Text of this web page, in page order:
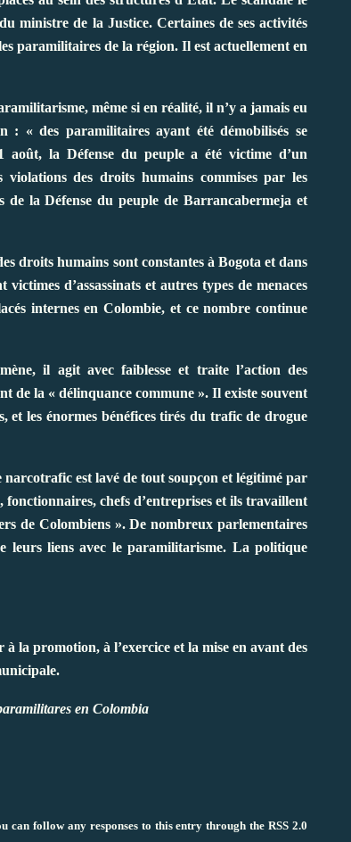
ministre de la Justice. Certaines de ses activités
paramilitaires de la région. Il est actuellement en
même si en réalité, il n’y a jamais eu
: « des paramilitaires ayant été démobilisés se
la Défense du peuple a été victime d’un
des droits humains commises par les
la Défense du peuple de Barrancabermeja et
droits humains sont constantes à Bogota et dans
d’assassinats et autres types de menaces
internes en Colombie, et ce nombre continue
il agit avec faiblesse et traite l’action des
de la « délinquance commune ». Il existe souvent
et les énormes bénéfices tirés du trafic de drogue
narcotrafic est lavé de tout soupçon et légitimé par
chefs d’entreprises et ils travaillent
de Colombiens ». De nombreux parlementaires
leurs liens avec le paramilitarisme. La politique
la promotion, à l’exercice et la mise en avant des
en Colombia
can follow any responses to this entry through theRSS 2.0